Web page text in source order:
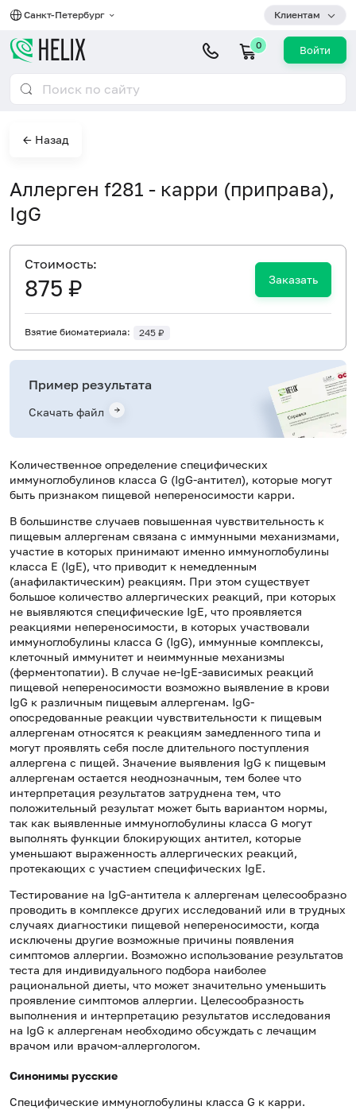
Санкт-Петербург Клиентам
0 Войти
← Назад
Аллерген f281 - карри (приправа),
IgG
Количественное определение специфических
иммуноглобулинов класса G (IgG-антител), которые могут
быть признаком пищевой непереносимости карри.
В большинстве случаев повышенная чувствительность к
пищевым аллергенам связана с иммунными механизмами,
участие в которых принимают именно иммуноглобулины
класса Е (IgE), что приводит к немедленным
(анафилактическим) реакциям. При этом существует
большое количество аллергических реакций, при которых
не выявляются специфические IgE, что проявляется
реакциями непереносимости, в которых участвовали
иммуноглобулины класса G (IgG), иммунные комплексы,
клеточный иммунитет и неиммунные механизмы
(ферментопатии). В случае не-IgE-зависимых реакций
пищевой непереносимости возможно выявление в крови
IgG к различным пищевым аллергенам. IgG-
опосредованные реакции чувствительности к пищевым
аллергенам относятся к реакциям замедленного типа и
могут проявлять себя после длительного поступления
аллергена с пищей. Значение выявления IgG к пищевым
аллергенам остается неоднозначным, тем более что
интерпретация результатов затруднена тем, что
положительный результат может быть вариантом нормы,
так как выявленные иммуноглобулины класса G могут
выполнять функции блокирующих антител, которые
уменьшают выраженность аллергических реакций,
протекающих с участием специфических IgE.
Тестирование на IgG-антитела к аллергенам целесообразно
проводить в комплексе других исследований или в трудных
случаях диагностики пищевой непереносимости, когда
исключены другие возможные причины появления
симптомов аллергии. Возможно использование результатов
теста для индивидуального подбора наиболее
рациональной диеты, что может значительно уменьшить
проявление симптомов аллергии. Целесообразность
выполнения и интерпретацию результатов исследования
на IgG к аллергенам необходимо обсуждать с лечащим
врачом или врачом-аллергологом.
Синонимы русские
Специфические иммуноглобулины класса G к карри.
Cтоимость:
875 ₽ Заказать
Взятие биоматериала: 245 ₽
Пример результата
Скачать файл